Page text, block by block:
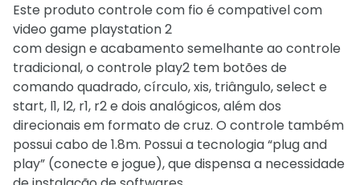
Este produto controle com fio é compativel com
video game playstation 2
com design e acabamento semelhante ao controle
tradicional, o controle play2 tem botões de
comando quadrado, círculo, xis, triângulo, select e
start, l1, l2, r1, r2 e dois analógicos, além dos
direcionais em formato de cruz. O controle também
possui cabo de 1.8m. Possui a tecnologia “plug and
play” (conecte e jogue), que dispensa a necessidade